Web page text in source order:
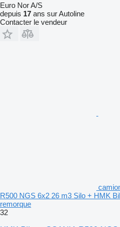
Euro Nor A/S
depuis 17 ans sur Autoline
Contacter le vendeur
R500 NGS 6x2 26 m3 Silo + HMK
remorque
32